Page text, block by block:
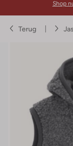
Shop
Terug